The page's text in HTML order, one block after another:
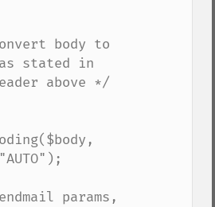
as stated in
above */